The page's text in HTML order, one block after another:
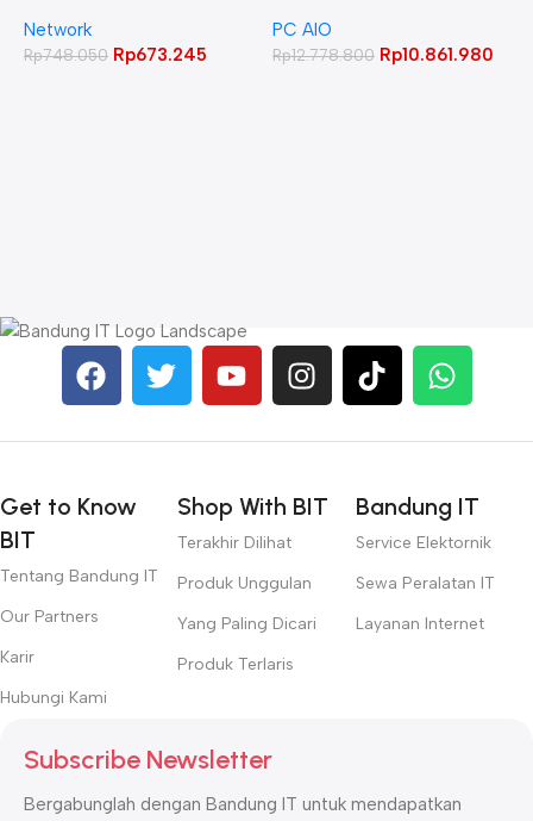
CPE220
Network
Rp748.050 Rp673.245
512GB 23.8″ FHD IPS
PC AIO
Rp12.778.800 Rp10.861.980
Get to Know
BIT
Tentang Bandung IT
Our Partners
Karir
Hubungi Kami
Shop With BIT
Terakhir Dilihat
Produk Unggulan
Yang Paling Dicari
Produk Terlaris
Bandung IT
Service Elektornik
Sewa Peralatan IT
Layanan Internet
Subscribe Newsletter
Bergabunglah dengan Bandung IT untuk mendapatkan